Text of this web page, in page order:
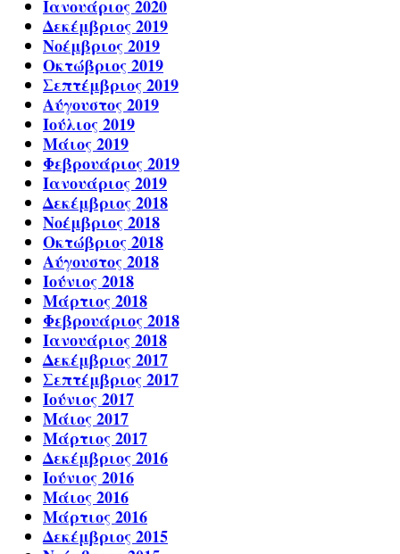
Ιανουάριος 2020
Δεκέμβριος 2019
Νοέμβριος 2019
Οκτώβριος 2019
Σεπτέμβριος 2019
Αύγουστος 2019
Ιούλιος 2019
Μάιος 2019
Φεβρουάριος 2019
Ιανουάριος 2019
Δεκέμβριος 2018
Νοέμβριος 2018
Οκτώβριος 2018
Αύγουστος 2018
Ιούνιος 2018
Μάρτιος 2018
Φεβρουάριος 2018
Ιανουάριος 2018
Δεκέμβριος 2017
Σεπτέμβριος 2017
Ιούνιος 2017
Μάιος 2017
Μάρτιος 2017
Δεκέμβριος 2016
Ιούνιος 2016
Μάιος 2016
Μάρτιος 2016
Δεκέμβριος 2015